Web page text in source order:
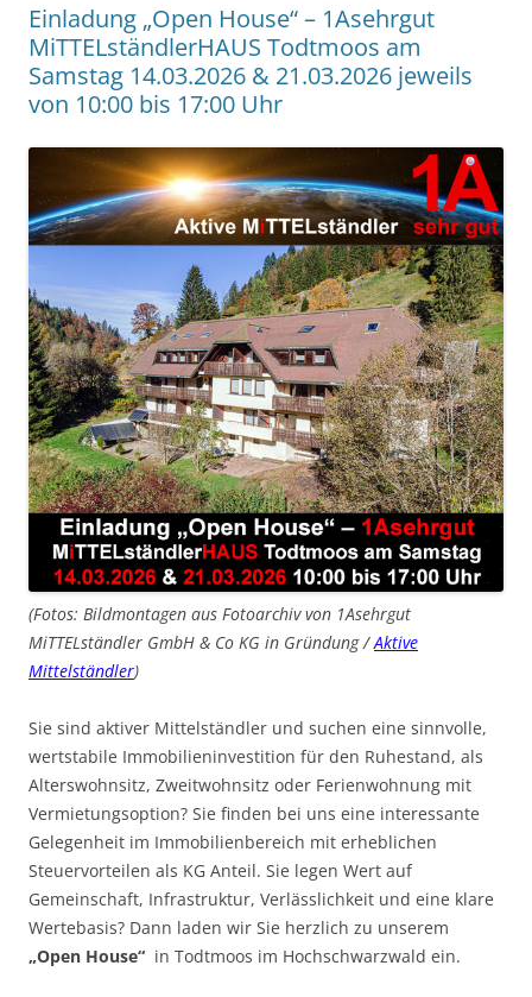
Einladung „Open House“ – 1Asehrgut
MiTTELständlerHAUS Todtmoos am
Samstag 14.03.2026 & 21.03.2026 jeweils
von 10:00 bis 17:00 Uhr
(Fotos: Bildmontagen aus Fotoarchiv von 1Asehrgut
MiTTELständler GmbH & Co KG in Gründung /Aktive
Mittelständler)
Sie sind aktiver Mittelständler und suchen eine sinnvolle,
wertstabile Immobilieninvestition für den Ruhestand, als
Alterswohnsitz, Zweitwohnsitz oder Ferienwohnung mit
Vermietungsoption? Sie finden bei uns eine interessante
Gelegenheit im Immobilienbereich mit erheblichen
Steuervorteilen als KG Anteil. Sie legen Wert auf
Gemeinschaft, Infrastruktur, Verlässlichkeit und eine klare
Wertebasis? Dann laden wir Sie herzlich zu unserem
„Open House“ in Todtmoos im Hochschwarzwald ein.